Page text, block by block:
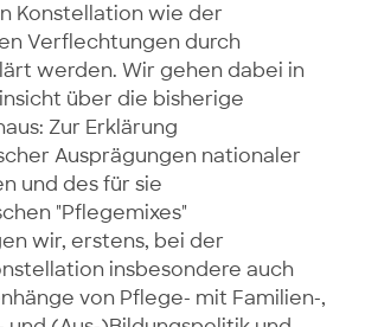
Konstellation wie der
Verflechtungen durch
werden. Wir gehen dabei in
über die bisherige
Zur Erklärung
Ausprägungen nationaler
und des für sie
"Pflegemixes"
wir, erstens, bei der
insbesondere auch
von Pflege- mit Familien-,